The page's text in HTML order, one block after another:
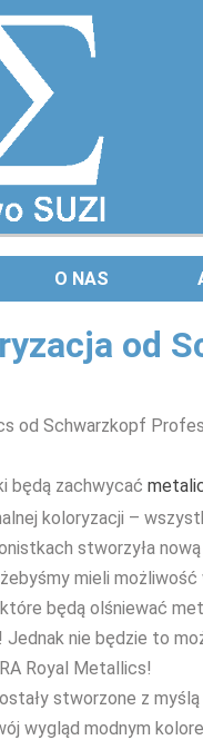
O NAS
od
od Schwarzkopf
będą zachwycać
koloryzacji –
stworzyła
mieli możliwość
będą olśniewać
nie będzie to
Royal Metallics!
stworzone z
wygląd modnym